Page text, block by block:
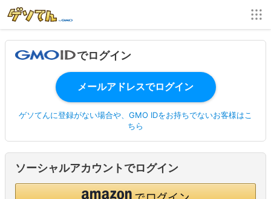
でログイン
ゲソてんに登録がない場合や、GMO IDをお持ちでないお客様はこ
ちら
ソーシャルアカウントでログイン